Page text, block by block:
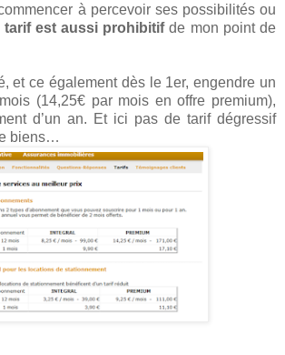
à percevoir ses possibilités ou
tarif est aussi prohibitifde mon point de
et ce également dès le 1er, engendre un
(14,25€ par mois en offre premium),
d’un an. Et ici pas de tarif dégressif
biens…